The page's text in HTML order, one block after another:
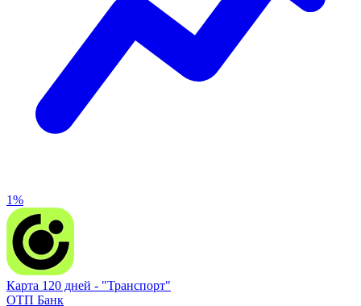
1%
Карта 120 дней - "Транспорт"
ОТП Банк